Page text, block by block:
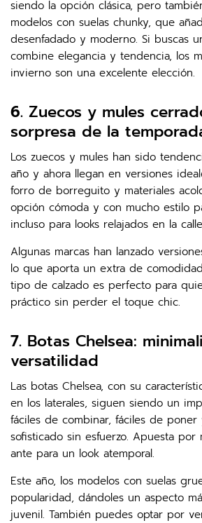
siendo la opción clásica, pero
modelos con suelas chunky, que
desenfadado y moderno. Si buscas
combine elegancia y tendencia, los
invierno son una excelente elección.
6. Zuecos y mules
sorpresa de la
Los zuecos y mules han sido
año y ahora llegan en versiones
forro de borreguito y materiales
opción cómoda y con mucho estilo
incluso para looks relajados en la
Algunas marcas han lanzado
lo que aporta un extra de
tipo de calzado es perfecto para
práctico sin perder el toque chic.
7. Botas Chelsea:
versatilidad
Las botas Chelsea, con su
en los laterales, siguen siendo un
fáciles de combinar, fáciles de
sofisticado sin esfuerzo. Apuesta
ante para un look atemporal.
Este año, los modelos con suelas
popularidad, dándoles un aspecto
juvenil. También puedes optar por